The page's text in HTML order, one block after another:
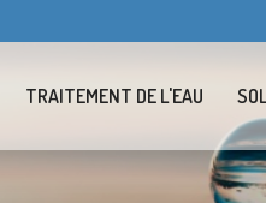
TRAITEMENT DE L'EAU